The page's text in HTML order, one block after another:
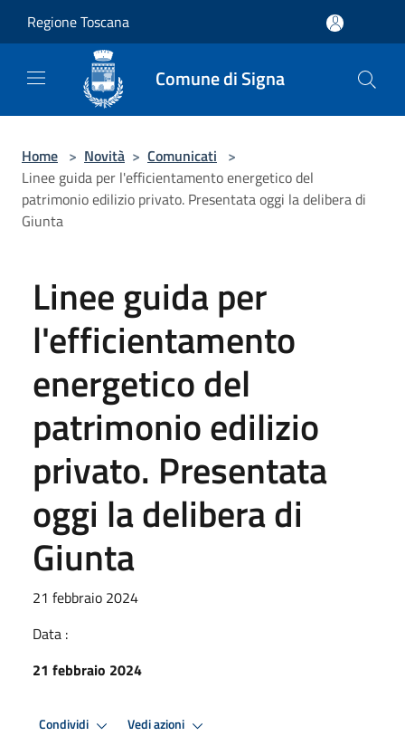
Regione Toscana
Comune di Signa
Home > Novità > Comunicati >
Linee guida per l'efficientamento energetico del
patrimonio edilizio privato. Presentata oggi la delibera di
Giunta
Linee guida per
l'efficientamento
energetico del
patrimonio edilizio
privato. Presentata
oggi la delibera di
Giunta
21 febbraio 2024
Data :
21 febbraio 2024
Condividi Vedi azioni